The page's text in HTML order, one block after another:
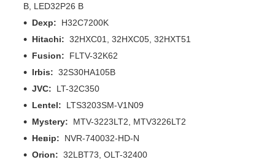
B, LED32P26 B
Dexp: H32C7200K
Hitachi: 32HXC01, 32HXC05, 32HXT51
Fusion: FLTV-32K62
Irbis: 32S30HA105B
JVC: LT-32C350
Lentel: LTS3203SM-V1N09
Mystery: MTV-3223LT2, MTV3226LT2
Невір: NVR-740032-HD-N
Orion: 32LBT73, OLT-32400